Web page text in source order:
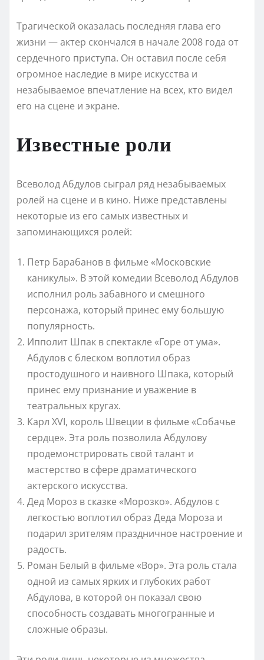
Трагической оказалась последняя глава его
жизни — актер скончался в начале 2008 года от
сердечного приступа. Он оставил после себя
огромное наследие в мире искусства и
незабываемое впечатление на всех, кто видел
его на сцене и экране.
Известные роли
Всеволод Абдулов сыграл ряд незабываемых
ролей на сцене и в кино. Ниже представлены
некоторые из его самых известных и
запоминающихся ролей:
Петр Барабанов в фильме «Московские
каникулы». В этой комедии Всеволод Абдулов
исполнил роль забавного и смешного
персонажа, который принес ему большую
популярность.
Ипполит Шпак в спектакле «Горе от ума».
Абдулов с блеском воплотил образ
простодушного и наивного Шпака, который
принес ему признание и уважение в
театральных кругах.
Карл XVI, король Швеции в фильме «Собачье
сердце». Эта роль позволила Абдулову
продемонстрировать свой талант и
мастерство в сфере драматического
актерского искусства.
Дед Мороз в сказке «Морозко». Абдулов с
легкостью воплотил образ Деда Мороза и
подарил зрителям праздничное настроение и
радость.
Роман Белый в фильме «Вор». Эта роль стала
одной из самых ярких и глубоких работ
Абдулова, в которой он показал свою
способность создавать многогранные и
сложные образы.